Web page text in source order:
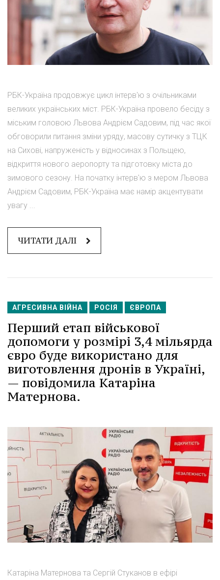
РБК-Україна продовжує цикл інтерв'ю з очільниками
великих українських міст. РБК-Україна провело бесіду з
міським головою Львова Андрієм Садовим, під час якої
обговорили питання зміни уряду, масову сутичку з ТЦК
на Сихові, напруженість у відносинах з Польщею,
відкриття нового аеропорту та підготовку міста до
зимового сезону. На початку інтерв'ю з мером Львова
Андрієм Садовим, РБК-Україна має намір акцентувати
увагу ...
ЧИТАТИ ДАЛІ
АГРЕСИВНА ВІЙНА РОСІЯ ЄВРОПА
Перший етап військової
допомоги у розмірі 3,4 мільярда
євро буде використано для
виготовлення дронів в Україні,
— повідомила Катаріна
Матернова.
Катаріна Матернова та Сергій Стуканов в ефірі